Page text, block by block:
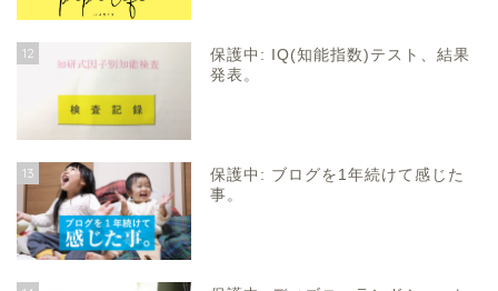
12
保護中: IQ(知能指数)テスト、結果
発表。
13
保護中: ブログを1年続けて感じた
事。